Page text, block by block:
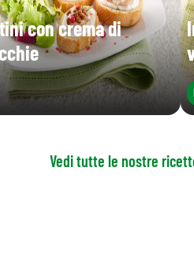
con crema di
Vedi tutte le nostre